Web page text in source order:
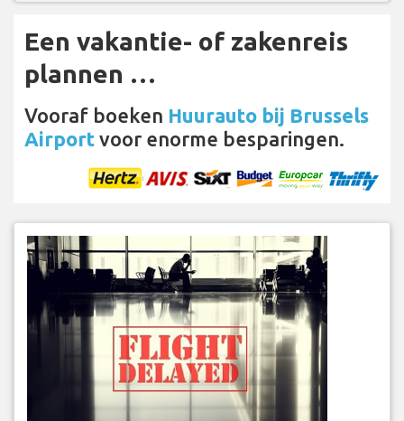
Een vakantie- of zakenreis
plannen …
Vooraf boeken Huurauto bij Brussels
Airport voor enorme besparingen.